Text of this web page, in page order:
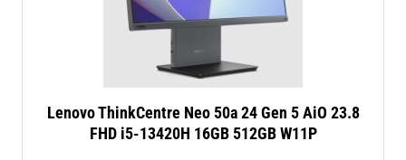
Lenovo ThinkCentre Neo 50a 24 Gen 5 AiO 23.8
FHD i5-13420H 16GB 512GB W11P